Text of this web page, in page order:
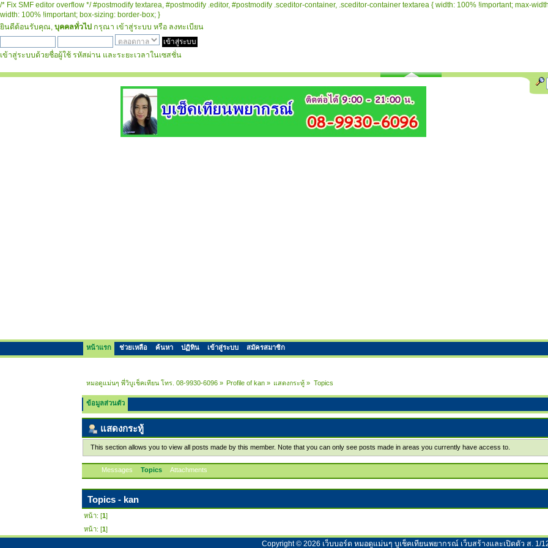
/* Fix SMF editor overflow */ #postmodify textarea, #postmodify .editor, #postmodify .sceditor-container, .sceditor-container textarea { width: 100% !important; max-
width: 100% !important; box-sizing: border-box; }
ยินดีต้อนรับคุณ, บุคคลทั่วไป กรุณา เข้าสู่ระบบ หรือ ลงทะเบียน
เข้าสู่ระบบด้วยชื่อผู้ใช้ รหัสผ่าน และระยะเวลาในเซสชั่น
หน้าแรก ช่วยเหลือ ค้นหา ปฏิทิน เข้าสู่ระบบ สมัครสมาชิก
หมอดูแม่นๆ พี่วิบูเช็คเทียน โทร. 08-9930-6096» Profile of kan» แสดงกระทู้ » Topics
ข้อมูลส่วนตัว
แสดงกระทู้
This section allows you to view all posts made by this member. Note that you can only see posts made in areas you currently have access to.
Messages Topics Attachments
Topics - kan
หน้า: [1]
หน้า: [1]
Copyright © 2026 เว็บบอร์ด หมอดูแม่นๆ บูเช็คเทียนพยากรณ์ เว็บสร้างและเปิดตัว ส. 1/